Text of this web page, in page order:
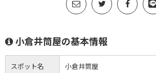
小倉井筒屋の基本情報
スポット名 小倉井筒屋